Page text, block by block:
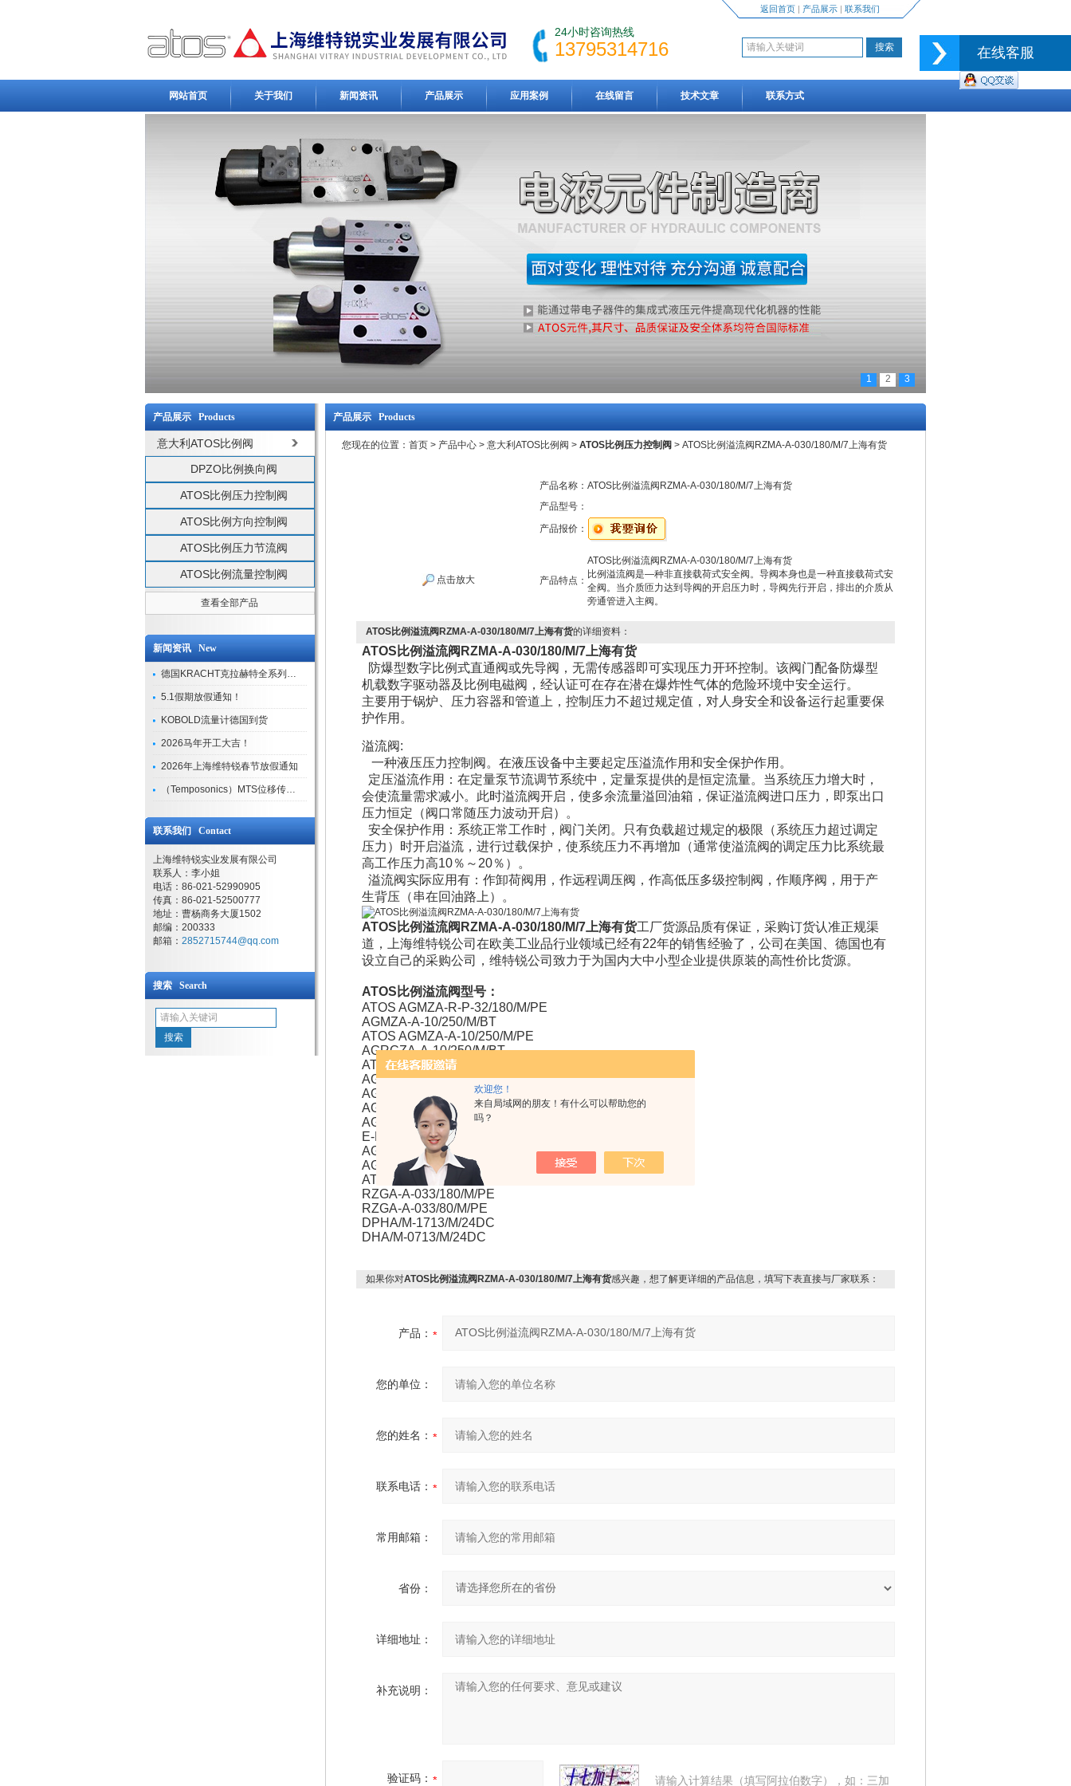
欢迎您！
来自局域网的朋友！有什么可以帮助您的
吗？
返回首页| 产品展示| 联系我们
24小时咨询热线
13795314716
网站首页 关于我们 新闻资讯 产品展示 应用案例 在线留言 技术文章 联系方式
1 2 3
产品展示 Products
意大利ATOS比例阀
DPZO比例换向阀
ATOS比例压力控制阀
ATOS比例方向控制阀
ATOS比例压力节流阀
ATOS比例流量控制阀
查看全部产品
新闻资讯 New
德国KRACHT克拉赫特全系列现货库存
5.1假期放假通知！
KOBOLD流量计德国到货
2026马年开工大吉！
2026年上海维特锐春节放假通知
（Temposonics）MTS位移传感器现货库存型号
联系我们 Contact
上海维特锐实业发展有限公司
联系人：李小姐
电话：86-021-52990905
传真：86-021-52500777
地址：曹杨商务大厦1502
邮编：200333
邮箱： 2852715744@qq.com
搜索 Search
产品展示 Products
您现在的位置： 首页 > 产品中心 > 意大利ATOS比例阀 > ATOS比例压力控制阀 > ATOS比例溢流阀RZMA-A-030/180/M/7上海有货
点击放大
产品名称： ATOS比例溢流阀RZMA-A-030/180/M/7上海有货
产品型号：
产品报价：
产品特点：
ATOS比例溢流阀RZMA-A-030/180/M/7上海有货
比例溢流阀是—种非直接载荷式安全阀。导阀本身也是一种直接载荷式安
全阀。当介质匝力达到导阀的开启压力时，导阀先行开启，排出的介质从
旁通管进入主阀。
ATOS比例溢流阀RZMA-A-030/180/M/7上海有货的详细资料：
ATOS比例溢流阀RZMA-A-030/180/M/7上海有货
防爆型数字比例式直通阀或先导阀，无需传感器即可实现压力开环控制。该阀门配备防爆型
机载数字驱动器及比例电磁阀，经认证可在存在潜在爆炸性气体的危险环境中安全运行。
主要用于锅炉、压力容器和管道上，控制压力不超过规定值，对人身安全和设备运行起重要保
护作用。
溢流阀:
一种液压压力控制阀。在液压设备中主要起定压溢流作用和安全保护作用。
定压溢流作用：在定量泵节流调节系统中，定量泵提供的是恒定流量。当系统压力增大时，
会使流量需求减小。此时溢流阀开启，使多余流量溢回油箱，保证溢流阀进口压力，即泵出口
压力恒定（阀口常随压力波动开启）。
安全保护作用：系统正常工作时，阀门关闭。只有负载超过规定的极限（系统压力超过调定
压力）时开启溢流，进行过载保护，使系统压力不再增加（通常使溢流阀的调定压力比系统最
高工作压力高10％～20％）。
溢流阀实际应用有：作卸荷阀用，作远程调压阀，作高低压多级控制阀，作顺序阀，用于产
生背压（串在回油路上）。
ATOS比例溢流阀RZMA-A-030/180/M/7 上海有货工厂货源品质有保证，采购订货认准正规渠
道，上海维特锐公司在欧美工业品行业领域已经有22年的销售经验了，公司在美国、德国也有
设立自己的采购公司，维特锐公司致力于为国内大中小型企业提供原装的高性价比货源。
ATOS比例溢流阀型号：
ATOS AGMZA-R-P-32/180/M/PE
AGMZA-A-10/250/M/BT
ATOS AGMZA-A-10/250/M/PE
AGRCZA-A-10/250/M/BT
ATOS AGRCZA-A-10/250/M/PE
AGMZA-R-20/180/M/PE
AGMZA-R-P-10/180/M/PE
AGMZA-R-P-10/250/M/PE
AGMZA-A-10/180/M/PE
E-BM-AS-PS-01H/I
AGRCZA-A-10/180/M/PE
AGRCZA-A-10/80/M/BT
ATOS AGRCZA-A-10/80/M/PE
RZGA-A-033/180/M/PE
RZGA-A-033/80/M/PE
DPHA/M-1713/M/24DC
DHA/M-0713/M/24DC
如果你对ATOS比例溢流阀RZMA-A-030/180/M/7上海有货感兴趣，想了解更详细的产品信息，填写下表直接与厂家联系：
产品：
您的单位：
您的姓名：
联系电话：
常用邮箱：
省份：
详细地址：
补充说明：
验证码： 请输入计算结果（填写阿拉伯数字），如：三加
在线客服